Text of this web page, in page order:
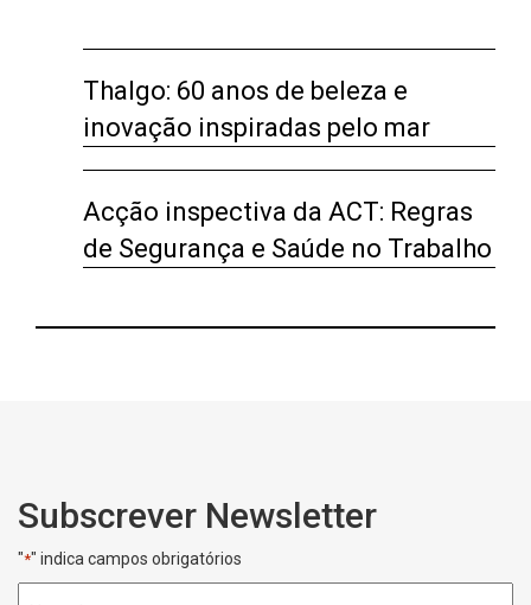
Thalgo: 60 anos de beleza e
inovação inspiradas pelo mar
Acção inspectiva da ACT: Regras
de Segurança e Saúde no Trabalho
Subscrever Newsletter
"*" indica campos obrigatórios